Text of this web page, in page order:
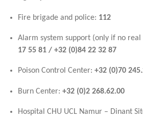
Fire brigade and police: 112
Alarm system support (only if no real
17 55 81 / +32 (0)84 22 32 87
Poison Control Center: +32 (0)70
Burn Center: +32 (0)2 268.62.00
Hospital CHU UCL Namur – Dinant